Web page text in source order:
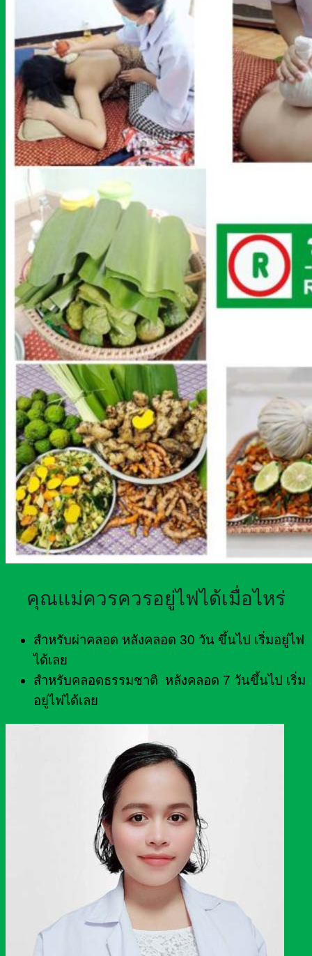
คุณแม่ควรควรอยู่ไฟได้เมื่อไหร่
สำหรับผ่าคลอด หลังคลอด 30 วัน ขึ้นไป เริ่มอยู่ไฟ
ได้เลย
สำหรับคลอดธรรมชาติ หลังคลอด 7 วันขึ้นไป เริ่ม
อยู่ไฟได้เลย